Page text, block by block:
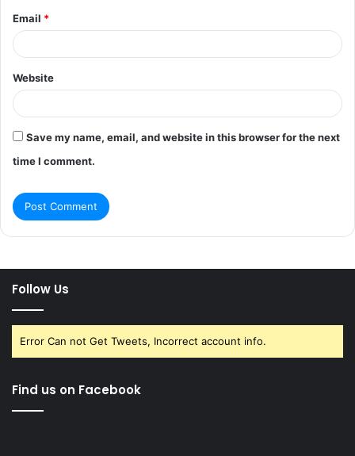
Email *
Website
Save my name, email, and website in this browser for the next
time I comment.
Follow Us
Error Can not Get Tweets, Incorrect account info.
Find us on Facebook